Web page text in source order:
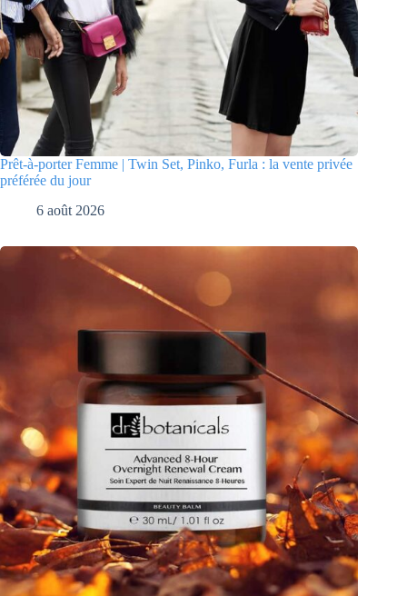
Prêt-à-porter Femme | Twin Set, Pinko, Furla : la vente privée
préférée du jour
6 août 2026